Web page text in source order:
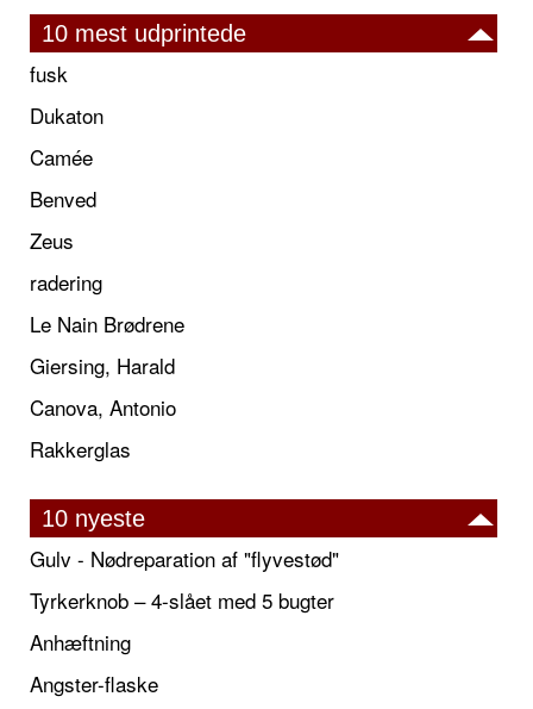
10 mest udprintede
fusk
Dukaton
Camée
Benved
Zeus
radering
Le Nain Brødrene
Giersing, Harald
Canova, Antonio
Rakkerglas
10 nyeste
Gulv - Nødreparation af "flyvestød"
Tyrkerknob – 4-slået med 5 bugter
Anhæftning
Angster-flaske